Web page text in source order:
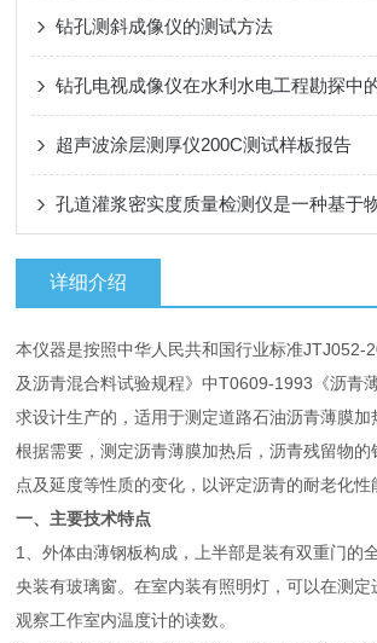
钻孔测斜成像仪的测试方法
钻孔电视成像仪在水利水电工程勘探中
超声波涂层测厚仪200C测试样板报告
详细介绍
本仪器是按照中华人民共和国行业标准JTJ052-
及沥青混合料试验规程》中T0609-1993《沥青
求设计生产的，适用于测定道路石油沥青薄膜
根据需要，测定沥青薄膜加热后，沥青残留物
点及延度等性质的变化，以评定沥青的耐老化性
一、主要技术特点
1、外体由薄钢板构成，上半部是装有双重门的
央装有玻璃窗。在室内装有照明灯，可以在测
观察工作室内温度计的读数。